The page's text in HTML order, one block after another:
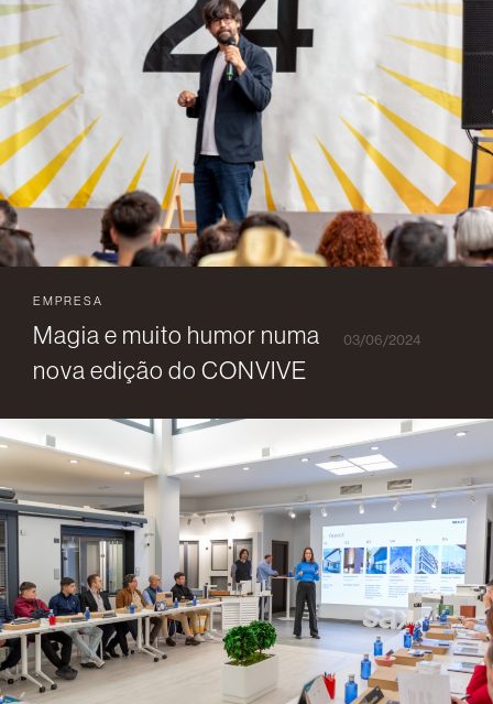
EMPRESA
Magia e muito humor numa
nova edição do CONVIVE
03/06/2024